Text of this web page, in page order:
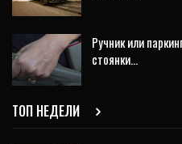
Ручник или
стоянки…
ТОП НЕДЕЛИ